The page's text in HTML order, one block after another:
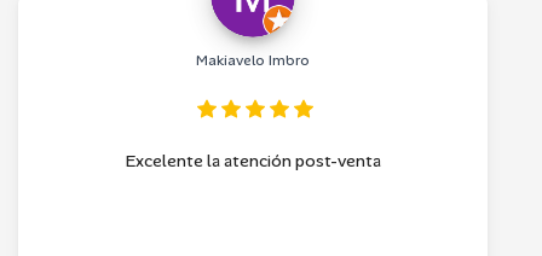
Makiavelo Imbro
Excelente la atención post-venta